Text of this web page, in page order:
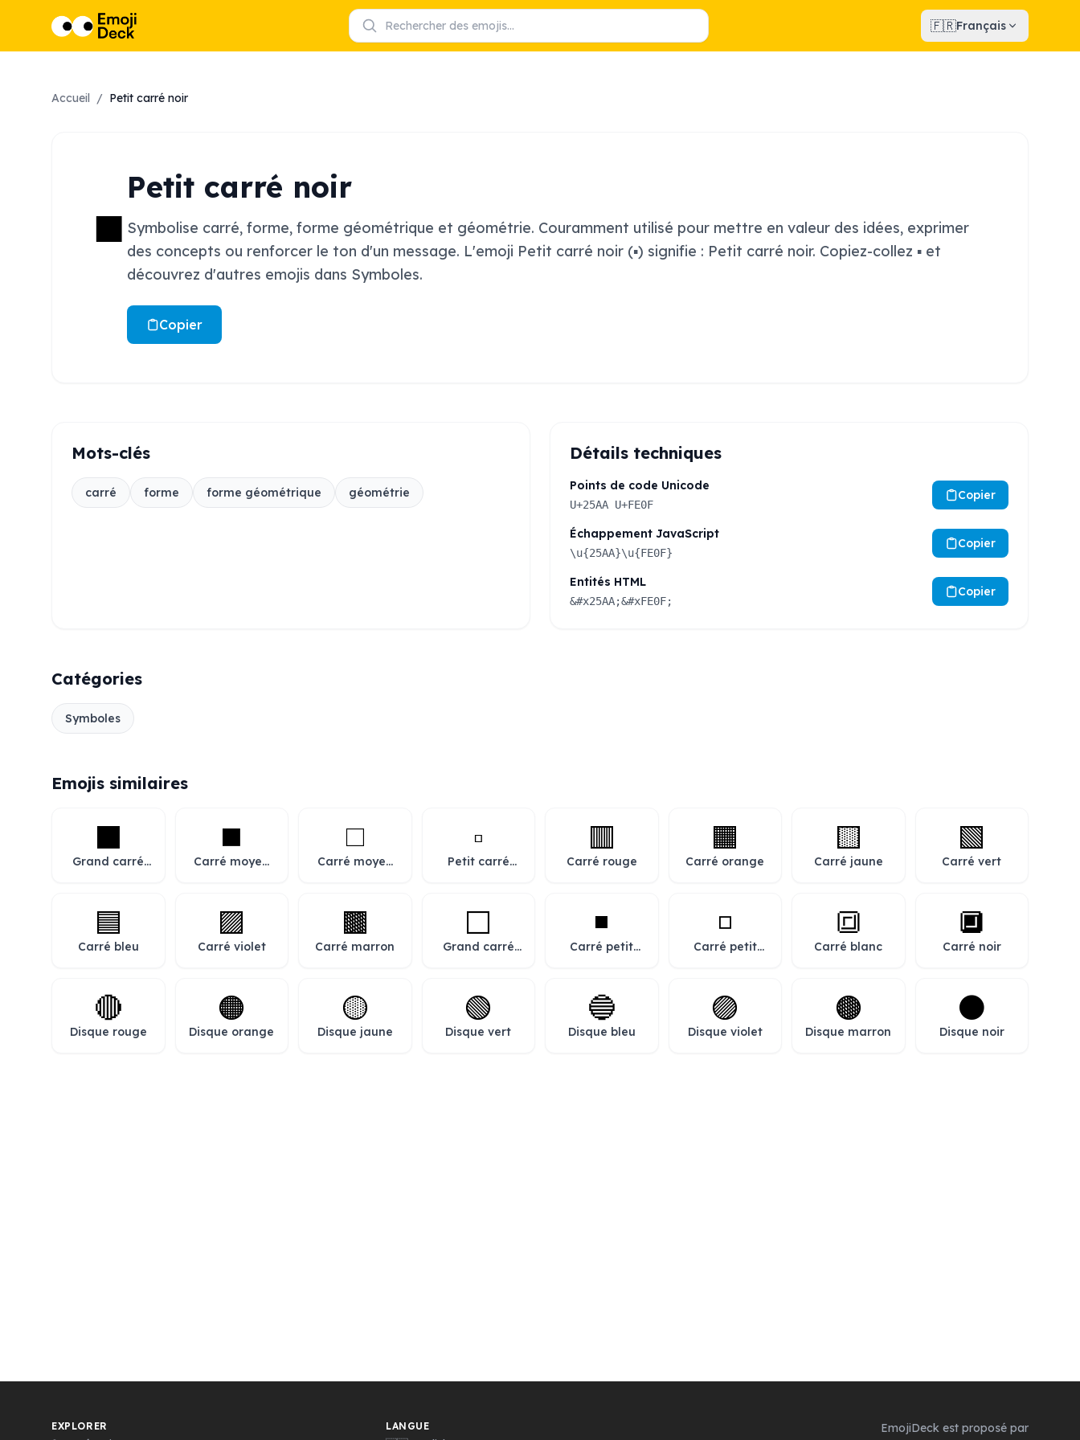
🇫🇷Français
Accueil / Petit carré noir
▪️ Petit carré noir
Symbolise carré, forme, forme géométrique et géométrie. Couramment utilisé pour mettre en valeur des idées, exprimer
des concepts ou renforcer le ton d'un message. L'emoji Petit carré noir (▪️) signifie : Petit carré noir. Copiez-collez ▪️ et
découvrez d'autres emojis dans Symboles.
Copier
Mots-clés
carré forme forme géométrique géométrie
Détails techniques
Points de code Unicode
U+25AA U+FE0F
Copier
Échappement JavaScript
\u{25AA}\u{FE0F}
Copier
Entités HTML
&#x25AA;&#xFE0F;
Copier
Catégories
Symboles
Emojis similaires
⬛
Grand carré
◼️
Carré moyen
◻️
Carré moyen
▫️
Petit carré
🟥
Carré rouge
🟧
Carré orange
🟨
Carré jaune
🟩
Carré vert
🟦
Carré bleu
🟪
Carré violet
🟫
Carré marron
⬜
Grand carré
◾
Carré petit
◽
Carré petit
🔳
Carré blanc
🔲
Carré noir
🔴
Disque rouge
🟠
Disque orange
🟡
Disque jaune
🟢
Disque vert
🔵
Disque bleu
🟣
Disque violet
🟤
Disque marron
⚫
Disque noir
EXPLORER LANGUE EmojiDeck est proposé par